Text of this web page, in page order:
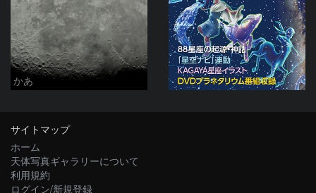
かあ
サイトマップ
ホーム
天体写真ギャラリーについて
利用規約
ログイン/新規登録